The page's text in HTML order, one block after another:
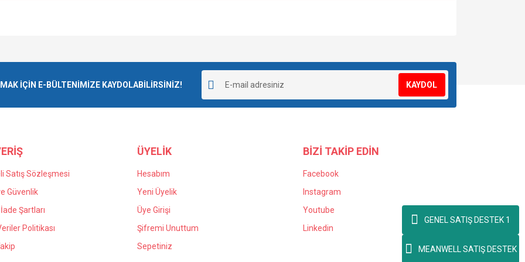
Gönder
İÇİN E-BÜLTENİMİZE KAYDOLABİLİRSİNİZ! KAYDOL
Satış Sözleşmesi
Güvenlik
Şartları
Politikası
ÜYELİK
Hesabım
Yeni Üyelik
Üye Girişi
Şifremi Unuttum
Sepetiniz
BİZİ TAKİP EDİN
Facebook
Instagram
Youtube
Linkedin
GENEL SATIŞ DESTEK 1
MEANWELL SATIŞ DESTEK